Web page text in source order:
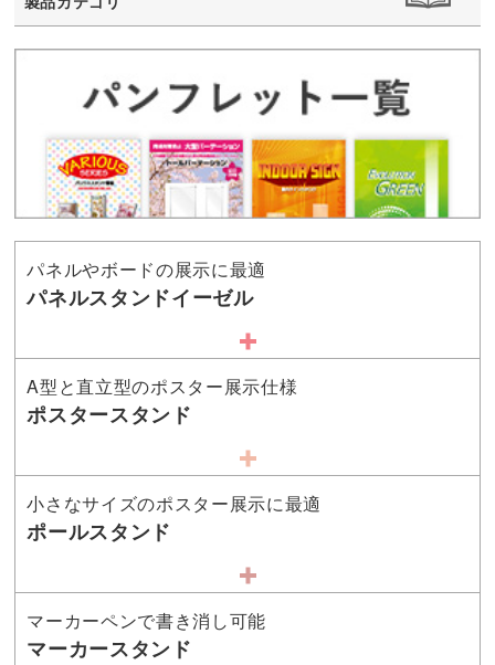
パネルやボードの展示に最適
パネルスタンドイーゼル
A型と直立型のポスター展示仕様
ポスタースタンド
小さなサイズのポスター展示に最適
ポールスタンド
マーカーペンで書き消し可能
マーカースタンド